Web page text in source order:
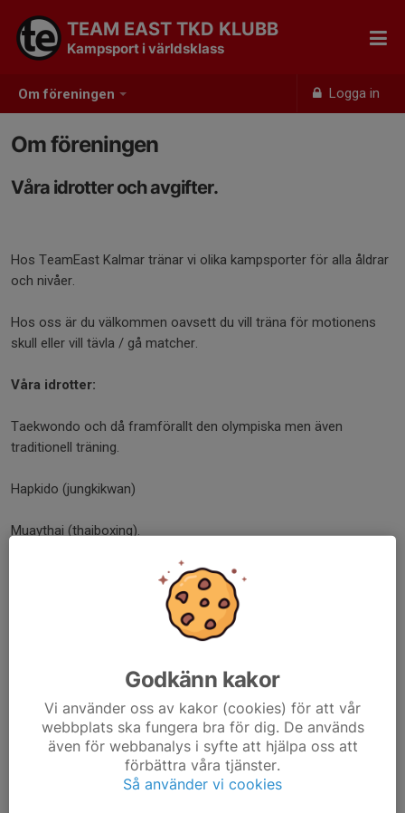
Om föreningen Logga in
TEAM EAST TKD KLUBB
Kampsport i världsklass
Om föreningen
Våra idrotter och avgifter.
Hos TeamEast Kalmar tränar vi olika kampsporter för alla åldrar
och nivåer.
Hos oss är du välkommen oavsett du vill träna för motionens
skull eller vill tävla / gå matcher.
Våra idrotter:
Taekwondo och då framförallt den olympiska men även
traditionell träning.
Hapkido (jungkikwan)
Muaythai (thaiboxing).
Träningsavgifter avser per termin (1/1 - 30/6 och 1/7 - 31/12):
Kids och knatte grupperna: 999 kronor.
Godkänn kakor
Vi använder oss av kakor (cookies) för att vår
webbplats ska fungera bra för dig. De används
även för webbanalys i syfte att hjälpa oss att
förbättra våra tjänster.
Så använder vi cookies